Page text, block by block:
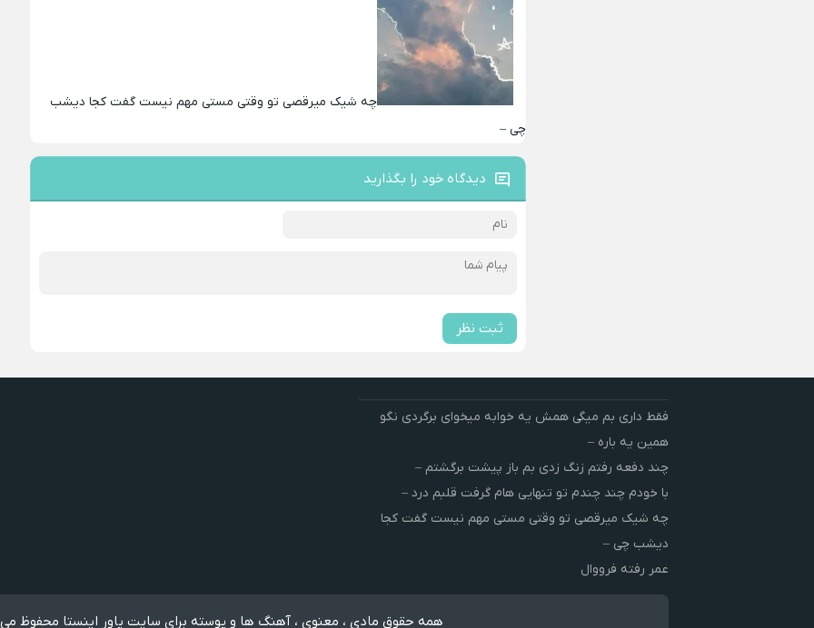
چه شیک میرقصی تو وقتی مستی مهم نیست گفت کجا دیشب
چی –
دیدگاه خود را بگذارید
ثبت نظر
فقط داری بم میگی همش یه خوابه میخوای برگردی نگو
همین یه باره –
چند دفعه رفتم زنگ زدی بم باز پیشت برگشتم –
با خودم چند چندم تو تنهایی هام گرفت قلبم درد –
چه شیک میرقصی تو وقتی مستی مهم نیست گفت کجا
دیشب چی –
عمر رفته فرووال
همه حقوق مادی ، معنوی ، آهنگ ها و پوسته برای سایت پاور اینستا محفوظ